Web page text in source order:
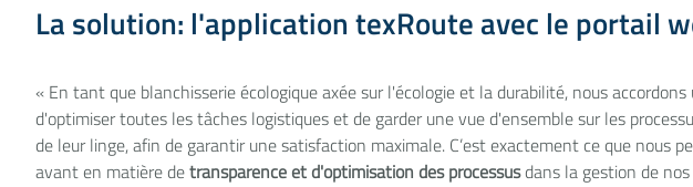
La solution: l'application texRoute avec le portail
« En tant que blanchisserie écologique axée sur l'écologie et la durabilité, nous
d'optimiser toutes les tâches logistiques et de garder une vue d'ensemble sur les
de leur linge, afin de garantir une satisfaction maximale. C’est exactement ce que nous
avant en matière detransparence et d'optimisation des processusdans la gestion de